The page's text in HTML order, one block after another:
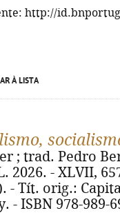
http://
À LISTA
; trad. Pedro
2026. - XLVII,
- Tít. orig.:
- ISBN 978-989-